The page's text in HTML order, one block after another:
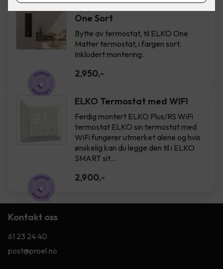
Bytte av termostat - ELKO
One Sort
Bytte av termostat, til ELKO One
Matter termostat, i fargen sort.
Inkludert montering.
2,950,-
ELKO Termostat med WIFI
Ferdig montert ELKO Plus/RS WiFi
termostat ELKO sin termostat med
WiFi fungerer utmerket alene og hvis
ønskelig kan du legge den til i ELKO
SMART sit…
2,900,-
Kontakt oss
61 23 24 40
post@proel.no